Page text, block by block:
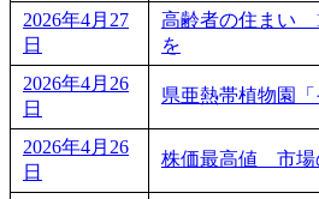
2026年4月27
日
高齢者の住まい
を
2026年4月26
日
県亜熱帯植物園
2026年4月26
日
株価最高値 市場